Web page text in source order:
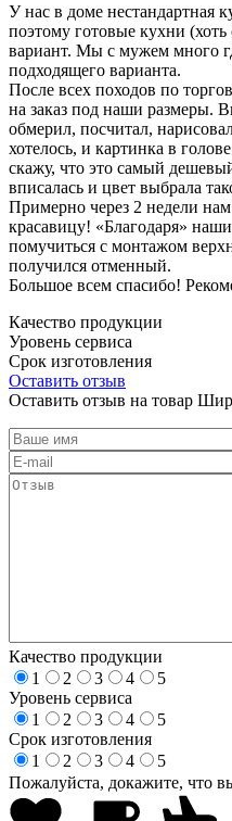
У нас в доме нестандартная
поэтому готовые кухни
вариант. Мы с мужем много
подходящего варианта.
После всех походов по
на заказ под наши размеры.
обмерил, посчитал,
хотелось, и картинка в
скажу, что это самый
вписалась и цвет выбрала
Примерно через 2 недели
красавицу! «Благодаря»
помучиться с монтажом
получился отменный.
Большое всем спасибо!
Качество продукции
Уровень сервиса
Срок изготовления
Оставить отзыв
Оставить отзыв на товар Шир
Качество продукции
1
2 3 4
5
Уровень сервиса
1
2 3 4
5
Срок изготовления
1
2 3 4
5
Пожалуйста, докажите, что